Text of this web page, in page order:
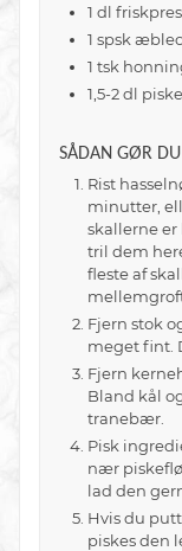
1 dl
1 spsk
1 tsk
1,5-2dl
SÅDAN GØR DU
Rist
minutter,
skallerne er
tril dem
fleste af
Fjern stok
meget fint.
Fjern
Bland kål
tranebær.
Pisk
nær
lad den
Hvis du
piskes den